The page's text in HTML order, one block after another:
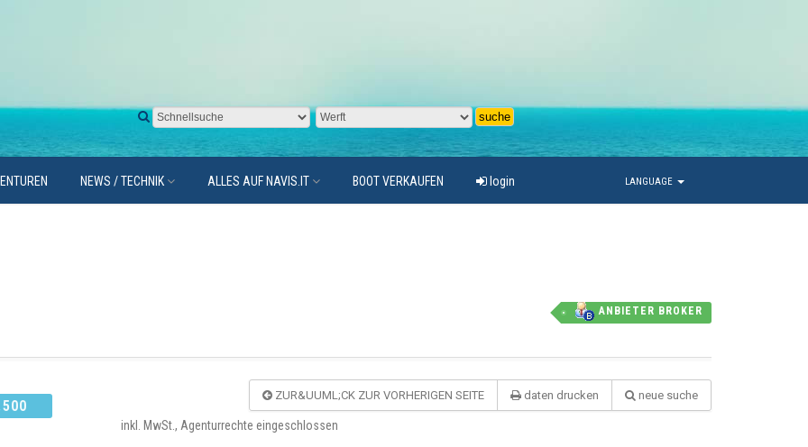
LANGUAGE
NEWS / TECHNIK ALLES AUF NAVIS.IT BOOT VERKAUFEN login
ANBIETER BROKER
ZUR&UUML;CK ZUR VORHERIGEN SEITE daten drucken neue suche
inkl. MwSt., Agenturrechte eingeschlossen